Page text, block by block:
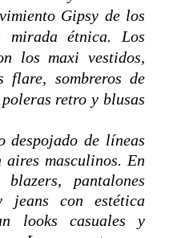
Gipsy de los
mirada étnica.
Los
los maxi vestidos,
flare, sombreros de
retro y blusas
despojado de líneas
masculinos. En
pantalones
jeans con estética
looks casuales y